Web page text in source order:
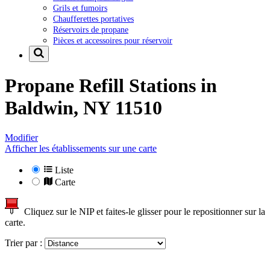
Grils et fumoirs
Chaufferettes portatives
Réservoirs de propane
Pièces et accessoires pour réservoir
Propane Refill Stations in
Baldwin, NY 11510
Modifier
Afficher les établissements sur une carte
Liste
Carte
Cliquez sur le NIP et faites-le glisser pour le repositionner sur la
carte.
Trier par :